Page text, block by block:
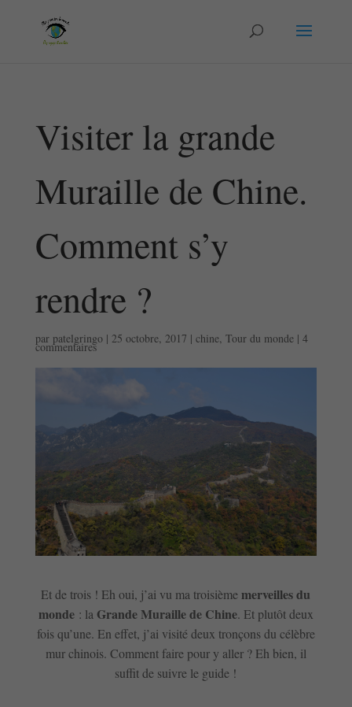
Visiter la grande
Muraille de Chine.
Comment s’y
rendre ?
par patelgringo| 25 octobre, 2017 | chine, Tour du monde| 4
commentaires
Et de trois ! Eh oui, j’ai vu ma troisième merveilles du
monde : la Grande Muraille de Chine. Et plutôt deux
fois qu’une. En effet, j’ai visité deux tronçons du célèbre
mur chinois. Comment faire pour y aller ? Eh bien, il
suffit de suivre le guide !